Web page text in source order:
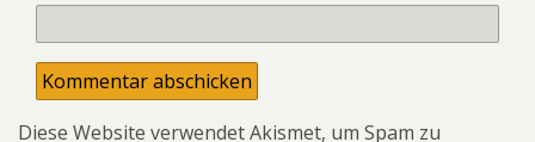
Diese Website verwendet Akismet, um Spam zu